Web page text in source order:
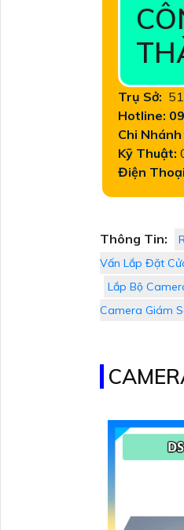
Trụ Sở:
Hotline:
Chi Nhánh
Kỹ Thuật:
Điện
Thông Tin:
Vấn Lắp Đặt
Lắp Bộ
Camera Giám